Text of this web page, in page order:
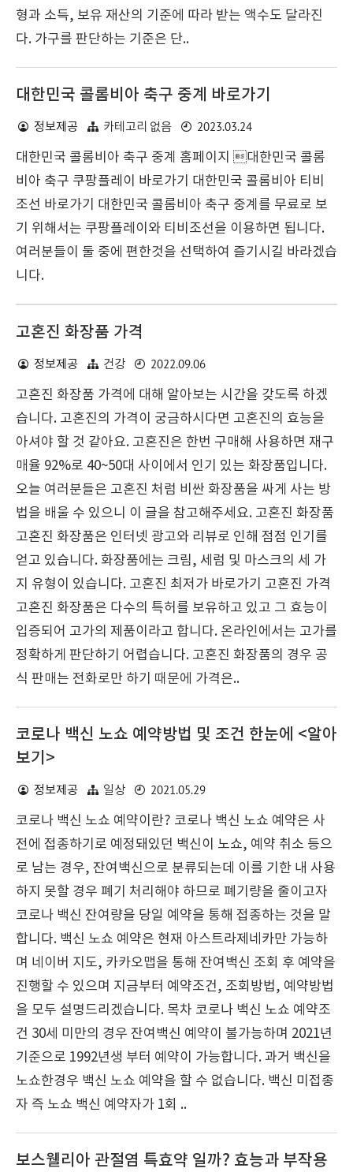
형과 소득, 보유 재산의 기준에 따라 받는 액수도 달라진
다. 가구를 판단하는 기준은 단..
대한민국 콜롬비아 축구 중계 바로가기
정보제공 카테고리 없음
2023.03.24
대한민국 콜롬비아 축구 중계 홈페이지 대한민국 콜롬
비아 축구 쿠팡플레이 바로가기 대한민국 콜롬비아 티비
조선 바로가기 대한민국 콜롬비아 축구 중계를 무료로 보
기 위해서는 쿠팡플레이와 티비조선을 이용하면 됩니다.
여러분들이 둘 중에 편한것을 선택하여 즐기시길 바라겠습
니다.
고혼진 화장품 가격
정보제공 건강
2022.09.06
고혼진 화장품 가격에 대해 알아보는 시간을 갖도록 하겠
습니다. 고혼진의 가격이 궁금하시다면 고혼진의 효능을
아셔야 할 것 같아요. 고혼진은 한번 구매해 사용하면 재구
매율 92%로 40~50대 사이에서 인기 있는 화장품입니다.
오늘 여러분들은 고혼진 처럼 비싼 화장품을 싸게 사는 방
법을 배울 수 있으니 이 글을 참고해주세요. 고혼진 화장품
고혼진 화장품은 인터넷 광고와 리뷰로 인해 점점 인기를
얻고 있습니다. 화장품에는 크림, 세럼 및 마스크의 세 가
지 유형이 있습니다. 고혼진 최저가 바로가기 고혼진 가격
고혼진 화장품은 다수의 특허를 보유하고 있고 그 효능이
입증되어 고가의 제품이라고 합니다. 온라인에서는 고가를
정확하게 판단하기 어렵습니다. 고혼진 화장품의 경우 공
식 판매는 전화로만 하기 때문에 가격은..
코로나 백신 노쇼 예약방법 및 조건 한눈에 <알아
보기>
정보제공 일상
2021.05.29
코로나 백신 노쇼 예약이란? 코로나 백신 노쇼 예약은 사
전에 접종하기로 예정돼있던 백신이 노쇼, 예약 취소 등으
로 남는 경우, 잔여백신으로 분류되는데 이를 기한 내 사용
하지 못할 경우 폐기 처리해야 하므로 폐기량을 줄이고자
코로나 백신 잔여량을 당일 예약을 통해 접종하는 것을 말
합니다. 백신 노쇼 예약은 현재 아스트라제네카만 가능하
며 네이버 지도, 카카오맵을 통해 잔여백신 조회 후 예약을
진행할 수 있으며 지금부터 예약조건, 조회방법, 예약방법
을 모두 설명드리겠습니다. 목차 코로나 백신 노쇼 예약조
건 30세 미만의 경우 잔여백신 예약이 불가능하며 2021년
기준으로 1992년생 부터 예약이 가능합니다. 과거 백신을
노쇼한경우 백신 노쇼 예약을 할 수 없습니다. 백신 미접종
자 즉 노쇼 백신 예약자가 1회 ..
보스웰리아 관절염 특효약 일까? 효능과 부작용